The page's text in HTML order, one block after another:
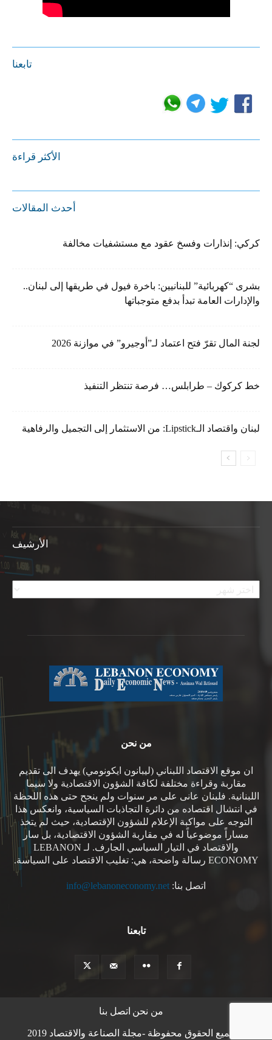
تابعنا
الأكثر قراءة
أحدث المقالات
كركي: إنذارات وفسخ عقود مع مستشفيات مخالفة
بشرى “كهربائية” للبنانيين: باخرة فيول في طريقها إلى لبنان..
والإدارات العامة تبدأ بدفع متوجباتها
لجنة المال تقرّ فتح اعتماد لـ”أوجيرو” في موازنة 2026
خط كركوك – طرابلس… فرصة تنتظر التنفيذ
لبنان واقتصاد الـLipstick: من الاستثمار إلى التجميل والرفاهية
الأرشيف
الأرشيف
من نحن
ان موقع الاقتصاد اللبناني (ليبانون ايكونومي) يهدف الى تقديم
مقاربة وقراءة مختلفة لكافة الشؤون الاقتصادية ولا سيما
اللبنانية. فلبنان عانى على مر سنوات ولم ينجح حتى هذه اللحظة
في انتشال اقتصاده من دائرة التجاذبات السياسية، وانعكس هذا
التوجه على مواكبة الإعلام للشؤون الإقتصادية، حيث لم يتخذ
مساراً موضوعياً له في مقاربة الشؤون الاقتصادية، بل سار
والاقتصاد في التيار السياسي الجارف. لـ LEBANON
ECONOMY رسالة واضحة، هي: تغليب الاقتصاد على السياسة.
اتصل بنا: info@lebanoneconomy.net
تابعنا
من نحن اتصل بنا
© جميع الحقوق محفوظة -مجلة الصناعة والاقتصاد 2019